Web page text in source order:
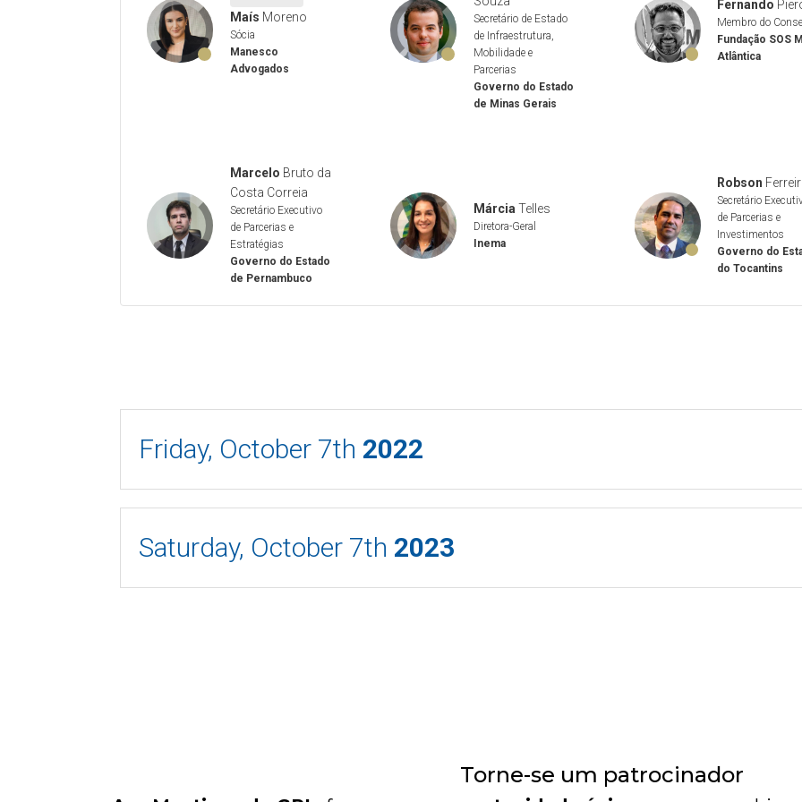
Maís Moreno
Sócia
Manesco
Advogados
Secretário de Estado
de Infraestrutura,
Mobilidade e
Parcerias
Governo do Estado
de Minas Gerais
Fernando
Membro do
Fundação SOS
Atlântica
Marcelo Bruto da
Costa Correia
Secretário Executivo
de Parcerias e
Estratégias
Governo do Estado
de Pernambuco
Márcia Telles
Diretora-Geral
Inema
Robson
Secretário
de Parcerias e
Investimentos
Governo do
do Tocantins
Friday, October 7th 2022
Saturday, October 7th 2023
Torne-se um patrocinador